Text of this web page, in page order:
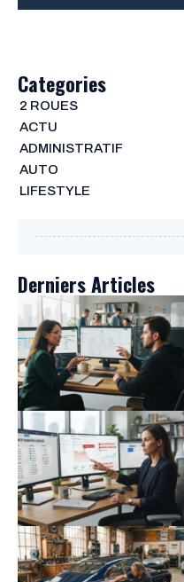
Categories
2 ROUES
ACTU
ADMINISTRATIF
AUTO
LIFESTYLE
Derniers Articles